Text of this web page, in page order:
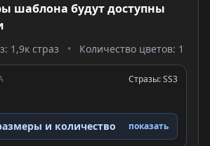
шаблона будут доступны
1,9к страз • Количество цветов: 1
Стразы: SS3
и количество показать